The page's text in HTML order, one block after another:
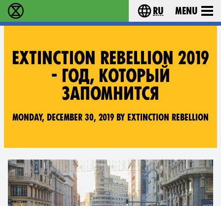
Extinction Rebellion - Home Choose your
ru Menu
EXTINCTION REBELLION 2019
- ГОД, КОТОРЫЙ
ЗАПОМНИТСЯ
Monday, December 30, 2019 by Extinction Rebellion